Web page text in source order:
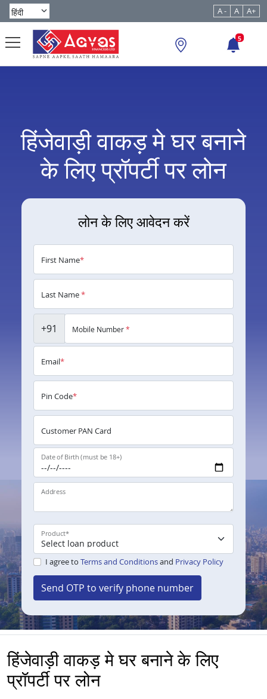
A - A A+
5
हिंजेवाड़ी वाकड़ मे घर बनाने
के लिए प्रॉपर्टी पर लोन
लोन के लिए आवेदन करें
First Name*
Last Name*
+91 Mobile Number*
Email*
Pin Code*
Customer PAN Card
Date of Birth (must be 18+)
Address
Product*
I agree to Terms and Conditionsand Privacy Policy
Send OTP to verify phone number
हिंजेवाड़ी वाकड़ मे घर बनाने के लिए
प्रॉपर्टी पर लोन